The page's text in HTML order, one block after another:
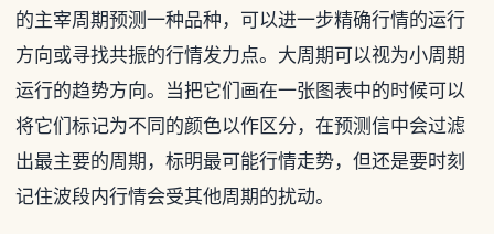
的主宰周期预测一种品种，可以进一步精确行情的运行
方向或寻找共振的行情发力点。大周期可以视为小周期
运行的趋势方向。当把它们画在一张图表中的时候可以
将它们标记为不同的颜色以作区分，在预测信中会过滤
出最主要的周期，标明最可能行情走势，但还是要时刻
记住波段内行情会受其他周期的扰动。